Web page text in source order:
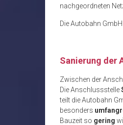
nachgeordneten
Die Autobahn
Sanierung der
Zwischen der
Die Anschlussstelle
teilt die Autobahn
besonders
Bauzeit so gering